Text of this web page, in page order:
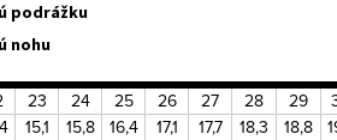
podrážku
nohu
23 24 25 26 27 28 29
15,1 15,8 16,4 17,1 17,7 18,3 18,8